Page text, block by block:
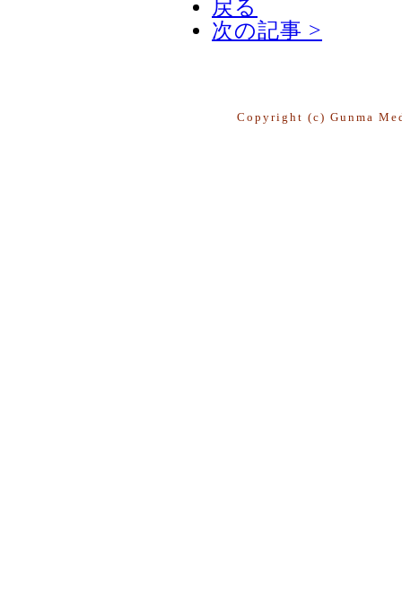
戻る
次の記事 >
Copyright (c) Gunma